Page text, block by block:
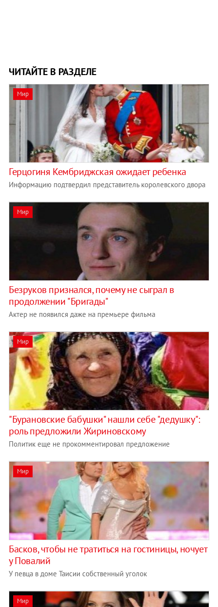
ЧИТАЙТЕ В РАЗДЕЛЕ
Мир
Герцогиня Кембриджская ожидает ребенка
Информацию подтвердил представитель королевского двора
Мир
Безруков признался, почему не сыграл в
продолжении "Бригады"
Актер не появился даже на премьере фильма
Мир
"Бурановские бабушки" нашли себе "дедушку":
роль предложили Жириновскому
Политик еще не прокомментировал предложение
Мир
Басков, чтобы не тратиться на гостиницы, ночует
у Повалий
У певца в доме Таисии собственный уголок
Мир